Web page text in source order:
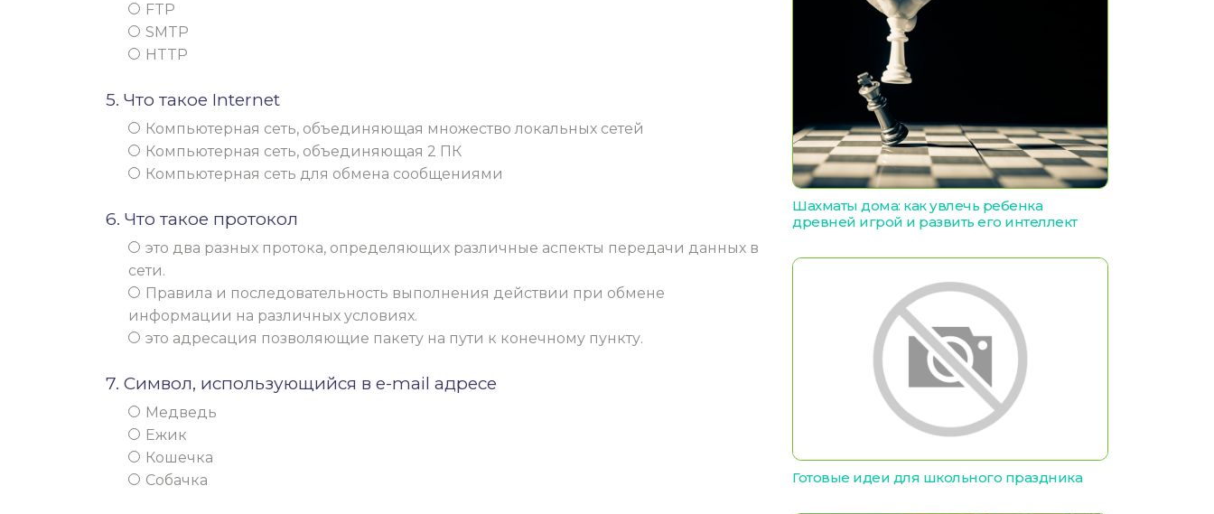
FTP
SMTP
HTTP
5. Что такое Internet
Компьютерная сеть, объединяющая множество локальных сетей
Компьютерная сеть, объединяющая 2 ПК
Компьютерная сеть для обмена сообщениями
6. Что такое протокол
это два разных протока, определяющих различные аспекты передачи данных в
сети.
Правила и последовательность выполнения действии при обмене
информации на различных условиях.
это адресация позволяющие пакету на пути к конечному пункту.
7. Символ, использующийся в e-mail адресе
Медведь
Ежик
Кошечка
Собачка
Шахматы дома: как увлечь ребенка
древней игрой и развить его интеллект
Готовые идеи для школьного праздника